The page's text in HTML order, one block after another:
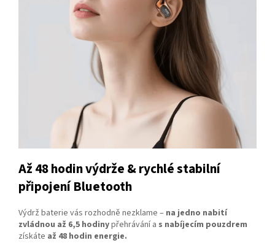
Až 48 hodin výdrže & rychléstabilní
připojení Bluetooth
Výdrž baterie vás rozhodně nezklame – na jedno nabití
zvládnou až 6,5 hodinypřehrávání a s nabíjecím pouzdrem
získáte až 48 hodin energie.